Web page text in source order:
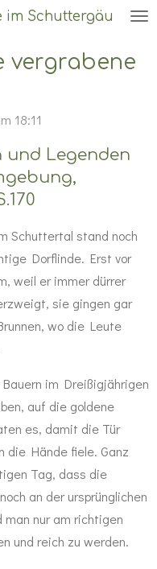
im Schuttergäu
vergrabene
18:11
und Legenden
Schuttertal stand noch
Dorflinde. Erst vor
weil er immer dürrer
sie gingen gar
wo die Leute
im Dreißigjährigen
auf die goldene
es, damit die Tür
die Hände fiele. Ganz
Tag, dass die
an der ursprünglichen
man nur am richtigen
und reich zu werden.